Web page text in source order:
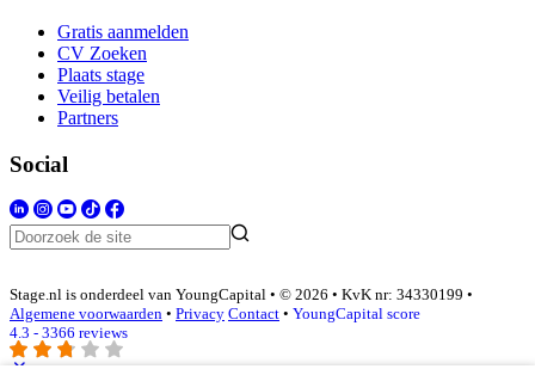
Gratis aanmelden
CV Zoeken
Plaats stage
Veilig betalen
Partners
Social
Stage.nl is onderdeel van YoungCapital • © 2026 • KvK nr: 34330199 •
Algemene voorwaarden • Privacy Contact • YoungCapital score
4.3 - 3366 reviews